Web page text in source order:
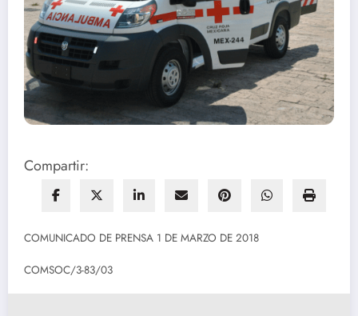
Compartir:
COMUNICADO DE PRENSA 1 DE MARZO DE 2018
COMSOC/3-83/03